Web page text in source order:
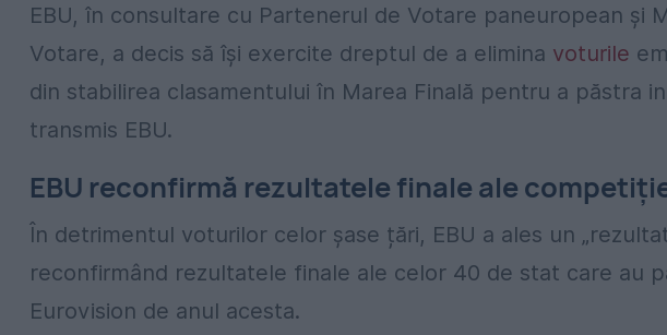
EBU, în consultare cu Partenerul de Votare paneuropean şi
Votare, a decis să îşi exercite dreptul de a elimina voturile
din stabilirea clasamentului în Marea Finală pentru a păstra
transmis EBU.
EBU reconfirmă rezultatele finale ale
În detrimentul voturilor celor șase țări, EBU a ales un
reconfirmând rezultatele finale ale celor 40 de stat care au
Eurovision de anul acesta.